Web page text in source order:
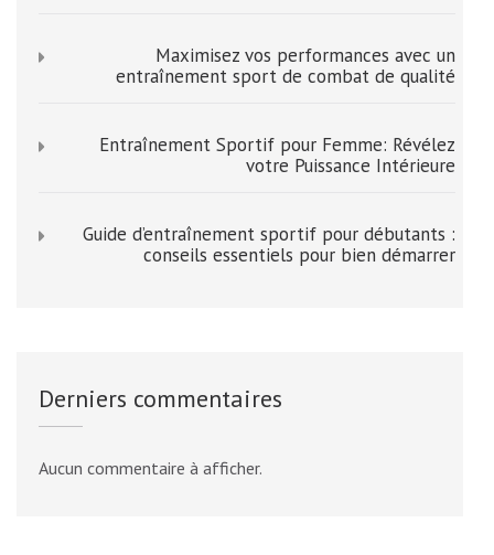
Maximisez vos performances avec un
entraînement sport de combat de qualité
Entraînement Sportif pour Femme: Révélez
votre Puissance Intérieure
Guide d’entraînement sportif pour débutants :
conseils essentiels pour bien démarrer
Derniers commentaires
Aucun commentaire à afficher.